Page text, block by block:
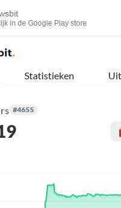
in de Google Play store
Statistieken
#4655